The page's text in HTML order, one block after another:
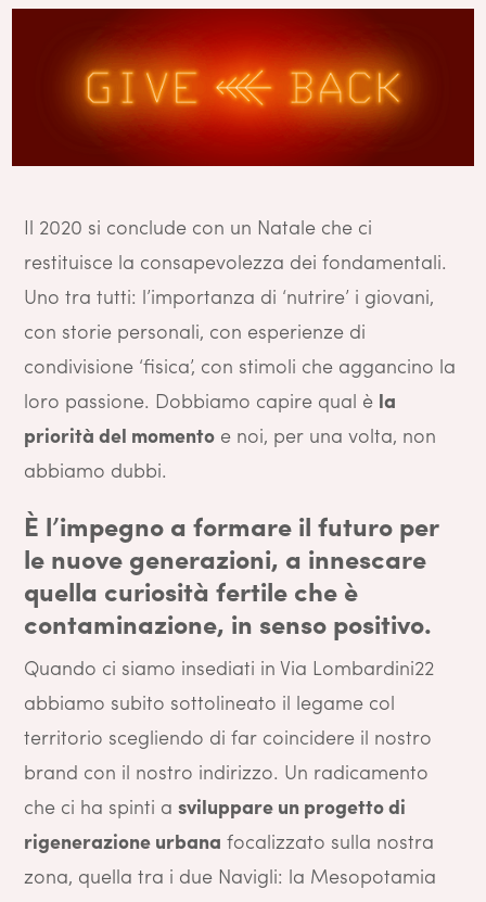
Il 2020 si conclude con un Natale che ci
restituisce la consapevolezza dei fondamentali.
Uno tra tutti: l’importanza di ‘nutrire’ i giovani,
con storie personali, con esperienze di
condivisione ‘fisica’, con stimoli che aggancino la
loro passione. Dobbiamo capire qual è la
priorità del momentoe noi, per una volta, non
abbiamo dubbi.
È l’impegno a formare il futuro per
le nuove generazioni, a innescare
quella curiosità fertile che è
contaminazione, in senso positivo.
Quando ci siamo insediati in Via Lombardini22
abbiamo subito sottolineato il legame col
territorio scegliendo di far coincidere il nostro
brand con il nostro indirizzo. Un radicamento
che ci ha spinti a sviluppare un progetto di
rigenerazione urbana focalizzato sulla nostra
zona, quella tra i due Navigli: la Mesopotamia